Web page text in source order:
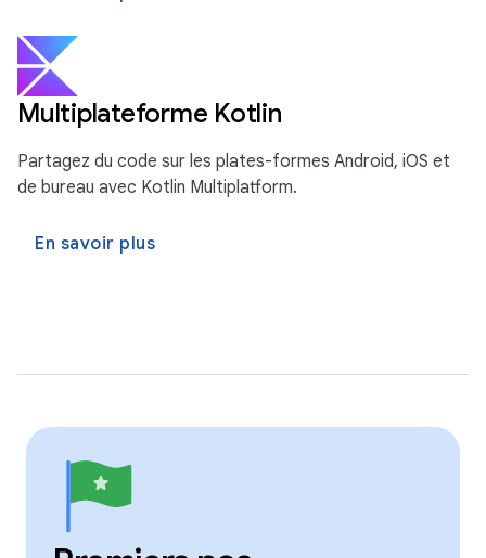
Multiplateforme Kotlin
Partagez du code sur les plates-formes Android, iOS et
de bureau avec Kotlin Multiplatform.
En savoir plus